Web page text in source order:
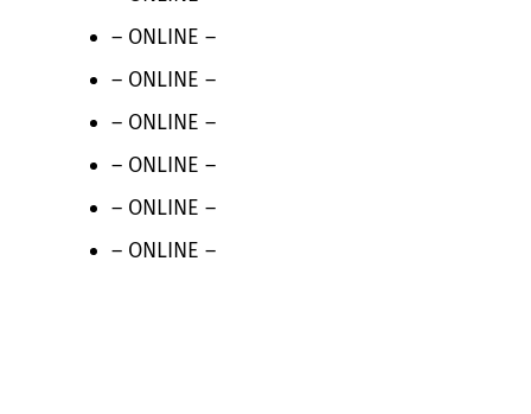
– ONLINE –
– ONLINE –
– ONLINE –
– ONLINE –
– ONLINE –
– ONLINE –